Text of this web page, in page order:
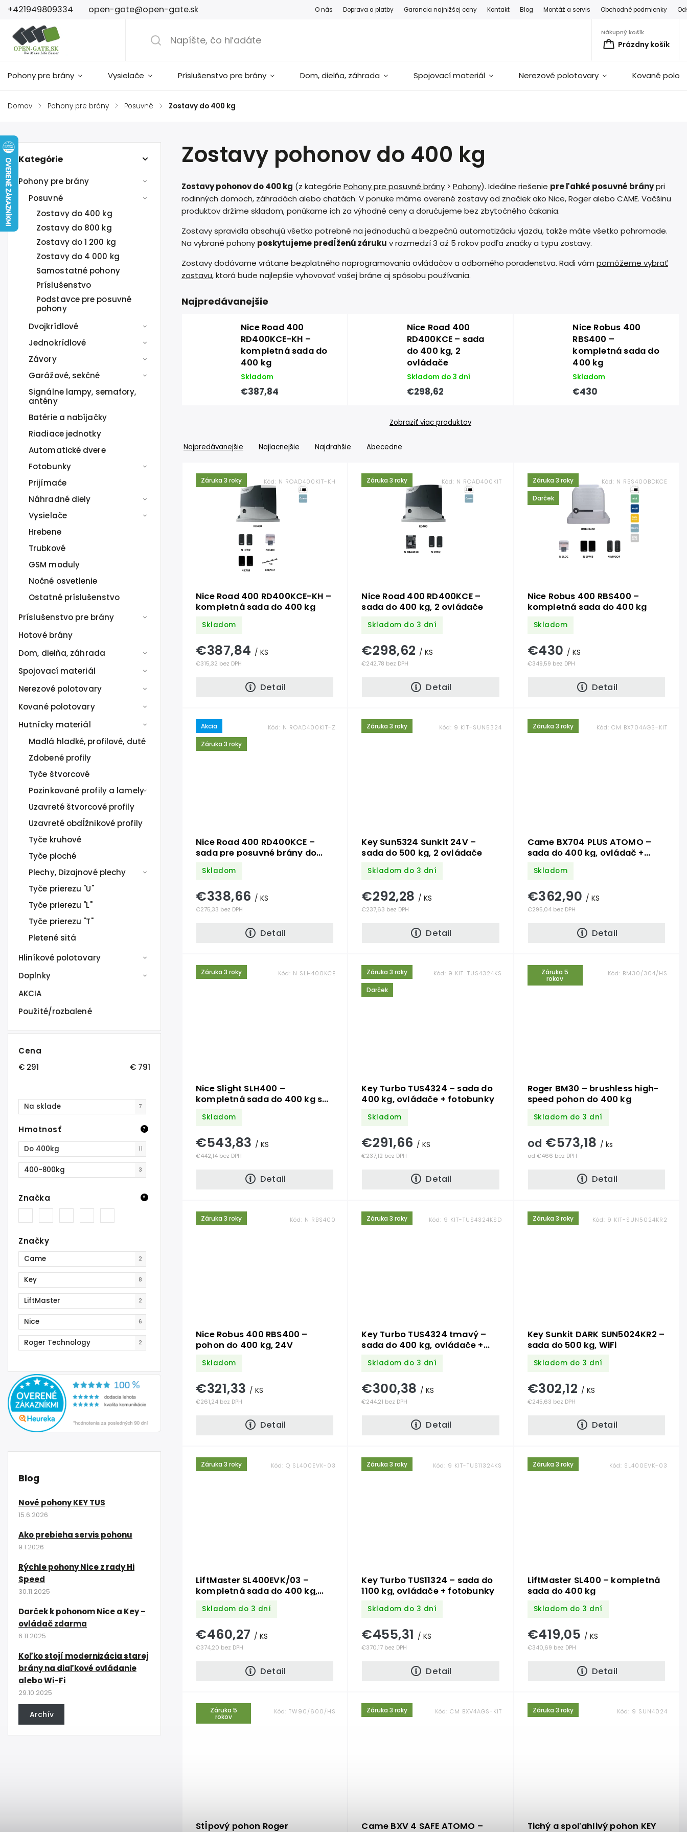
+421949809334 open-gate@open-gate.sk O nás Doprava a platby Garancia najnižšej ceny Kontakt Blog Montáž a servis Obchodné podmienky
Nákupný košík
Prázdny košík
Pohony pre brány Vysielače Príslušenstvo pre brány Dom, dielňa, záhrada Spojovací materiál Nerezové polotovary Kované
Domov / Pohony pre brány / Posuvné / Zostavy do 400 kg
Kategórie
Pohony pre brány
Posuvné
Zostavy do 400 kg
Zostavy do 800 kg
Zostavy do 1 200 kg
Zostavy do 4 000 kg
Samostatné pohony
Príslušenstvo
Podstavce pre posuvné
pohony
Dvojkrídlové
Jednokrídlové
Závory
Garážové, sekčné
Signálne lampy, semafory,
antény
Batérie a nabíjačky
Riadiace jednotky
Automatické dvere
Fotobunky
Prijímače
Náhradné diely
Vysielače
Hrebene
Trubkové
GSM moduly
Nočné osvetlenie
Ostatné príslušenstvo
Príslušenstvo pre brány
Hotové brány
Dom, dielňa, záhrada
Spojovací materiál
Nerezové polotovary
Kované polotovary
Hutnícky materiál
Madlá hladké, profilové, duté
Zdobené profily
Tyče štvorcové
Pozinkované profily a lamely
Uzavreté štvorcové profily
Uzavreté obdĺžnikové profily
Tyče kruhové
Tyče ploché
Plechy, Dizajnové plechy
Tyče prierezu "U"
Tyče prierezu "L"
Tyče prierezu "T"
Pletené sitá
Hliníkové polotovary
Doplnky
AKCIA
Použité/rozbalené
Cena
€ 291 € 791
Na sklade 7
Značky
Came 2
Key 8
LiftMaster 2
Nice 6
Roger Technology 2
Hmotnosť ?
Do 400kg 11
400-800kg 3
Značka ?
Blog
Nové pohony KEY TUS
15.6.2026
Ako prebieha servis pohonu
9.1.2026
Rýchle pohony Nice z rady Hi
Speed
30.11.2025
Darček k pohonom Nice a Key –
ovládač zdarma
6.11.2025
Koľko stojí modernizácia starej
brány na diaľkové ovládanie
alebo Wi-Fi
29.10.2025
Archív
Zostavy pohonov do 400 kg
Zostavy pohonov do 400 kg (z kategórie Pohony pre posuvné brány > Pohony). Ideálne riešenie pre ľahké posuvné bránypri
rodinných domoch, záhradách alebo chatách. V ponuke máme overené zostavy od značiek ako Nice, Roger alebo CAME. Väčšinu
produktov držíme skladom, ponúkame ich za výhodné ceny a doručujeme bez zbytočného čakania.
Zostavy spravidla obsahujú všetko potrebné na jednoduchú a bezpečnú automatizáciu vjazdu, takže máte všetko pohromade.
Na vybrané pohony poskytujeme predĺženú záruku v rozmedzí 3 až 5 rokov podľa značky a typu zostavy.
Zostavy dodávame vrátane bezplatného naprogramovania ovládačov a odborného poradenstva. Radi vám pomôžeme vybrať
zostavu, ktorá bude najlepšie vyhovovať vašej bráne aj spôsobu používania.
Najpredávanejšie
Nice Road 400
RD400KCE-KH –
kompletná sada do
400 kg
Skladom
€387,84
Nice Road 400
RD400KCE – sada
do 400 kg, 2
ovládače
Skladom do 3 dní
€298,62
Nice Robus 400
RBS400 –
kompletná sada do
400 kg
Skladom
€430
Zobraziť viac produktov
Najpredávanejšie Najlacnejšie Najdrahšie Abecedne
Záruka 3 roky
Nice Road 400 RD400KCE-KH –
kompletná sada do 400 kg
Skladom
€315,32 bez DPH
€387,84 / KS
Detail
Kód: N ROAD400KIT-KH Záruka 3 roky
Nice Road 400 RD400KCE –
sada do 400 kg, 2 ovládače
Skladom do 3 dní
€242,78 bez DPH
€298,62/ KS
Detail
Kód: N ROAD400KIT Záruka 3 roky
Darček
Nice Robus 400 RBS400 –
kompletná sada do 400 kg
Skladom
€349,59 bez DPH
€430/ KS
Detail
Kód: N RBS400BDKCE
Akcia
Záruka 3 roky
Nice Road 400 RD400KCE –
sada pre posuvné brány do
Skladom
€275,33 bez DPH
€338,66 / KS
Detail
Kód: N ROAD400KIT-Z Záruka 3 roky
Key Sun5324 Sunkit 24V –
sada do 500 kg, 2 ovládače
Skladom do 3 dní
€237,63 bez DPH
€292,28/ KS
Detail
Kód: 9 KIT-SUN5324 Záruka 3 roky
Came BX704 PLUS ATOMO –
sada do 400 kg, ovládač +
Skladom
€295,04 bez DPH
€362,90 / KS
Detail
Kód: CM BX704AGS-KIT
Záruka 3 roky
Nice Slight SLH400 –
kompletná sada do 400 kg s
Skladom
€442,14 bez DPH
€543,83 / KS
Detail
Kód: N SLH400KCE Záruka 3 roky
Darček
Key Turbo TUS4324 – sada do
400 kg, ovládače + fotobunky
Skladom
€237,12 bez DPH
€291,66 / KS
Detail
Kód: 9 KIT-TUS4324KS Záruka 5
rokov
Roger BM30 – brushless high-
speed pohon do 400 kg
Skladom do 3 dní
od €466 bez DPH
od €573,18 / ks
Detail
Kód: BM30/304/HS
Záruka 3 roky
Nice Robus 400 RBS400 –
pohon do 400 kg, 24V
Skladom
€261,24 bez DPH
€321,33 / KS
Detail
Kód: N RBS400 Záruka 3 roky
Key Turbo TUS4324 tmavý –
sada do 400 kg, ovládače +
Skladom do 3 dní
€244,21 bez DPH
€300,38 / KS
Detail
Kód: 9 KIT-TUS4324KSD Záruka 3 roky
Key Sunkit DARK SUN5024KR2 –
sada do 500 kg, WiFi
Skladom do 3 dní
€245,63 bez DPH
€302,12 / KS
Detail
Kód: 9 KIT-SUN5024KR2
Záruka 3 roky
LiftMaster SL400EVK/03 –
kompletná sada do 400 kg,
Skladom do 3 dní
€374,20 bez DPH
€460,27 / KS
Detail
Kód:Q SL400EVK-03 Záruka 3 roky
Key Turbo TUS11324 – sada do
1100 kg, ovládače + fotobunky
Skladom do 3 dní
€370,17 bez DPH
€455,31 / KS
Detail
Kód: 9 KIT-TUS11324KS Záruka 3 roky
LiftMaster SL400 – kompletná
sada do 400 kg
Skladom do 3 dní
€340,69 bez DPH
€419,05 / KS
Detail
Kód: SL400EVK-03
Záruka 5
rokov
Stĺpový pohon Roger
Kód:TW90/600/HS Záruka 3 roky
Came BXV 4 SAFE ATOMO –
Kód: CM BXV4AGS-KIT Záruka 3 roky
Tichý a spoľahlivý pohon KEY
Kód: 9 SUN4024